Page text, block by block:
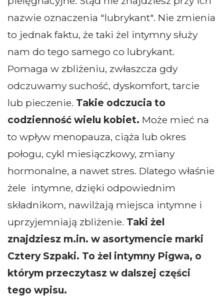
nazwie oznaczenia "lubrykant". Nie zmienia
to jednak faktu, że taki żel intymny służy
nam do tego samego co lubrykant.
Pomaga w zbliżeniu, zwłaszcza gdy
odczuwamy suchość, dyskomfort, tarcie
lub pieczenie. Takie odczucia to
codzienność wielu kobiet. Może mieć na
to wpływ menopauza, ciąża lub okres
połogu, cykl miesiączkowy, zmiany
hormonalne, a nawet stres. Dlatego właśnie
żele intymne, dzięki odpowiednim
składnikom, nawilżają miejsca intymne i
uprzyjemniają zbliżenie. Taki żel
znajdziesz m.in. w asortymencie marki
Cztery Szpaki. To żel intymny Pigwa, o
którym przeczytasz w dalszej części
tego wpisu.